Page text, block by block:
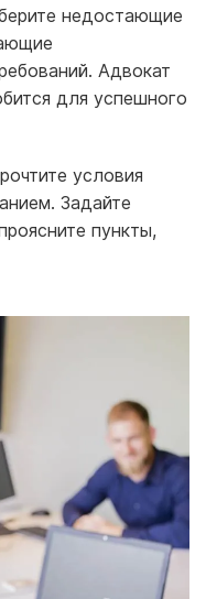
недостающие
Адвокат
для успешного
условия
Задайте
пункты,